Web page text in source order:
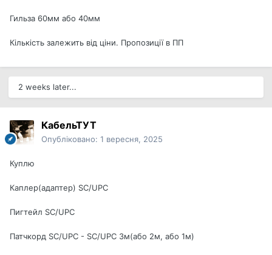
Гильза 60мм або 40мм
Кількість залежить від ціни. Пропозиції в ПП
2 weeks later...
КабельТУТ
Опубліковано: 1 вересня, 2025
Куплю
Каплер(адаптер) SC/UPC
Пигтейл SC/UPC
Патчкорд SC/UPC - SC/UPC 3м(або 2м, або 1м)